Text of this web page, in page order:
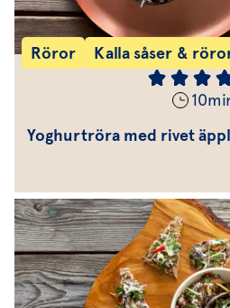
Röror Kalla såser &
10
Yoghurtröra med rivet